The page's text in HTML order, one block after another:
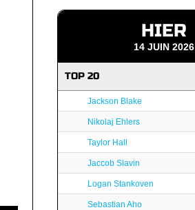
HIER
14 JUIN 2026
TOP 20
Jackson Blake
Nikolaj Ehlers
Taylor Hall
Jaccob Slavin
Logan Stankoven
Sebastian Aho